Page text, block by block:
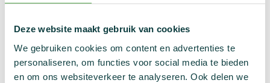
Deze website maakt gebruik van cookies
We gebruiken cookies om content en advertenties te
personaliseren, om functies voor social media te bieden
en om ons websiteverkeer te analyseren. Ook delen we
disciplinair orgaan een definitieve uitspraak over jouw case
Je hebt dan als sporter wel recht op een hoorzitting. Daarin
kan je beargumenteren waarom de voorlopige schorsing